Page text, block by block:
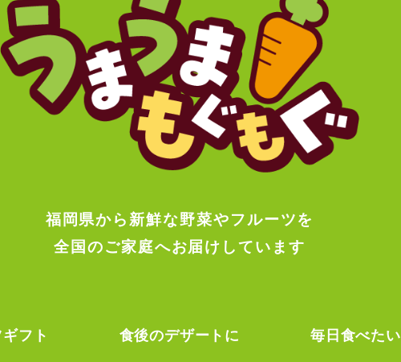
福岡県から新鮮な野菜やフルーツを
全国のご家庭へお届けしています
フト 食後のデザートに 毎日食べたい